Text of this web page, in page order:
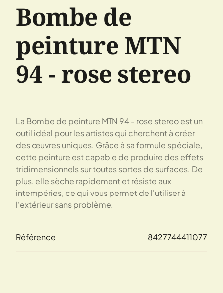
Bombe de
peinture MTN
94 - rose stereo
La Bombe de peinture MTN 94 - rose stereo est un
outil idéal pour les artistes qui cherchent à créer
des œuvres uniques. Grâce à sa formule spéciale,
cette peinture est capable de produire des effets
tridimensionnels sur toutes sortes de surfaces. De
plus, elle sèche rapidement et résiste aux
intempéries, ce qui vous permet de l'utiliser à
l'extérieur sans problème.
Référence 8427744411077